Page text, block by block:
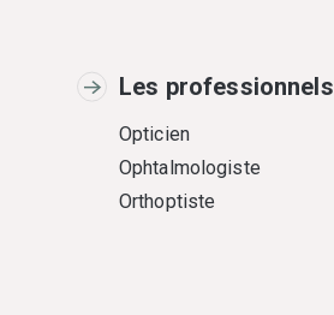
Les professionnels
Opticien
Ophtalmologiste
Orthoptiste